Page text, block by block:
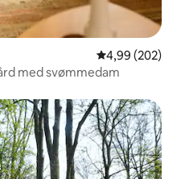
4,99 ud af 5 i
4,99 (202)
med svømmedam